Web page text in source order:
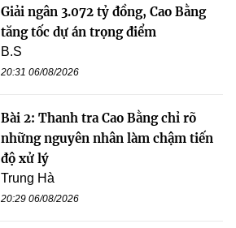
Giải ngân 3.072 tỷ đồng, Cao Bằng
tăng tốc dự án trọng điểm
B.S
20:31 06/08/2026
Bài 2: Thanh tra Cao Bằng chỉ rõ
những nguyên nhân làm chậm tiến
độ xử lý
Trung Hà
20:29 06/08/2026